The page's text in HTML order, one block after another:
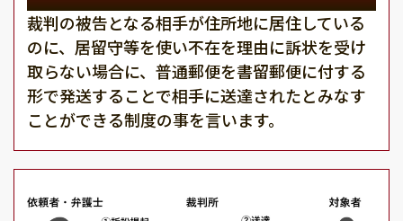
裁判の被告となる相手が住所地に居住している
のに、居留守等を使い不在を理由に訴状を受け
取らない場合に、普通郵便を書留郵便に付する
形で発送することで相手に送達されたとみなす
ことができる制度の事を言います。